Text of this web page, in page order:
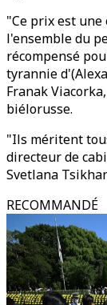
"Ce prix est
l'ensemble du
récompensé
tyrannie
Franak
biélorusse.
"Ils méritent
directeur de
Svetlana
RECOMMANDÉ